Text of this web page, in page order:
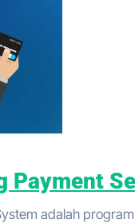
Payment
adalah